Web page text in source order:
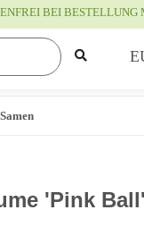
BEI BESTELLUNG
'Pink